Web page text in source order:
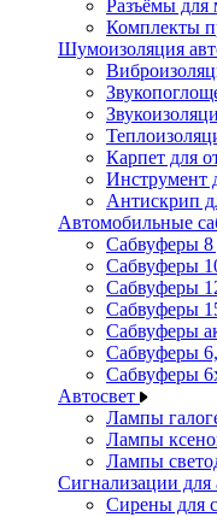
Разъёмы для
Комплекты
Шумоизоляция
Карпет для
Инструмент
Антискрип
Автомобильные
Сабвуферы
Сабвуферы
Сабвуферы
Сабвуферы
Сабвуферы
Сабвуферы
Сабвуферы
Автосвет
Лампы
Лампы
Лампы
Сигнализации для
Сирены для